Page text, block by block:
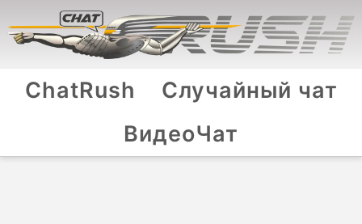
ChatRush
Случайный чат
ВидеоЧат